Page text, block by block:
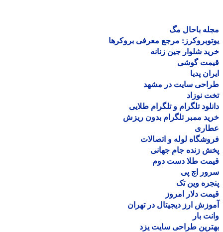
باحال مگ
مرجع معرفی بروکرها
شلوار جین زنانه
گوشی
پدیا
سایت در مشهد
نوزاد
تلگرام و تلگرام طلایی
ممبر تلگرام بدون ریزش
لوله و اتصالات
زنده جام جهانی
طلا دست دوم
اچ پی
وین تک
دلار امروز
ارز دیجیتال در تهران
بار
طراحی سایت یزد